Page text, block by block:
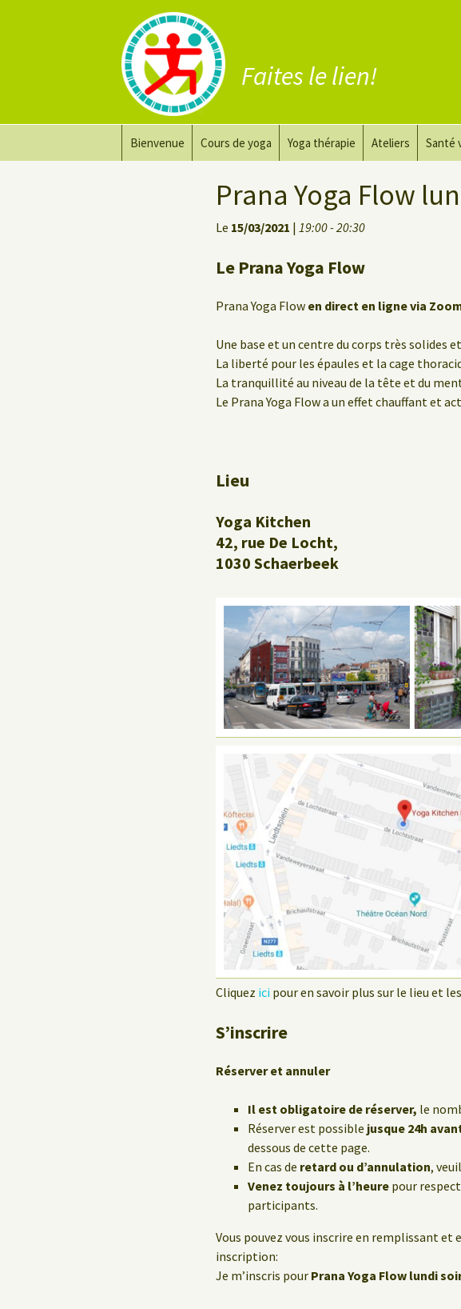
Faites le lien!
Bienvenue Cours de yoga
Le Yoga au travail
Yoga thérapie
Le yoga pour guérir
Ateliers Santé
Prana Yoga Flow
Le 15/03/2021 | 19:00 - 20:30
Le Prana Yoga Flow
Prana Yoga Flow en direct en ligne via
Une base et un centre du corps très solides
La liberté pour les épaules et la cage
La tranquillité au niveau de la tête et du
Le Prana Yoga Flow a un effet chauffant et
Lieu
Yoga Kitchen
42, rue De Locht,
1030 Schaerbeek
Cliquez ici pour en savoir plus sur le lieu et
S’inscrire
Réserver et annuler
Il est obligatoire de réserver, le
Réserver est possible jusque 24h
dessous de cette page.
En cas de retard ou d’annulation,
Venez toujours à l’heure pour
participants.
Vous pouvez vous inscrire en remplissant
inscription:
Je m’inscris pour Prana Yoga Flow lundi